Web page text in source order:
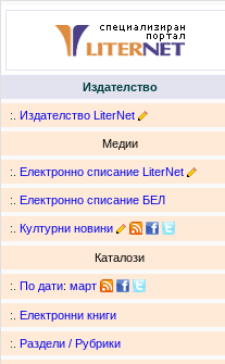
Издателство
:. Издателство LiterNet
Медии
:. Електронно списание LiterNet
:. Електронно списание БЕЛ
:. Културни новини
Каталози
:. По дати: март
:. Електронни книги
:. Раздели / Рубрики